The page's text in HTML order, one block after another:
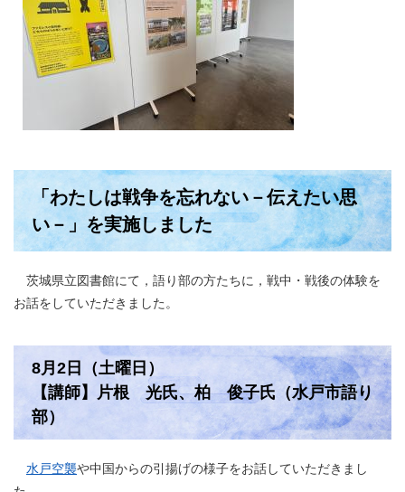
「わたしは戦争を忘れない－伝えたい思
い－」を実施しました
茨城県立図書館にて，語り部の方たちに，戦中・戦後の体験を
お話をしていただきました。
8月2日（土曜日）
【講師】片根 光氏、柏 俊子氏（水戸市語り
部）
水戸空襲や中国からの引揚げの様子をお話していただきまし